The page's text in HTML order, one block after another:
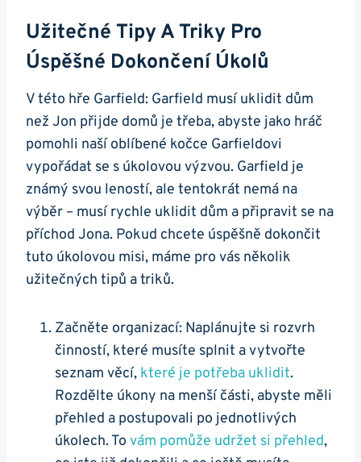
Užitečné Tipy A Triky Pro
Úspěšné Dokončení Úkolů
V této hře Garfield: Garfield musí uklidit dům
než Jon přijde domů je třeba, abyste jako hráč
pomohli naší oblíbené kočce Garfieldovi
vypořádat se s úkolovou výzvou. Garfield je
známý svou leností, ale tentokrát nemá na
výběr – musí rychle uklidit dům a připravit se na
příchod Jona. Pokud chcete úspěšně dokončit
tuto úkolovou misi, máme pro vás několik
užitečných tipů a triků.
Začněte organizací: Naplánujte si rozvrh
činností, které musíte splnit a vytvořte
seznam věcí, které je potřeba uklidit.
Rozdělte úkony na menší části, abyste měli
přehled a postupovali po jednotlivých
úkolech. To vám pomůže udržet si přehled,